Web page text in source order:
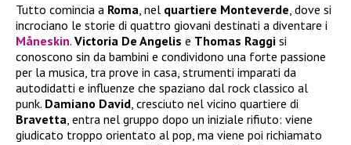
Tutto comincia a Roma , nel quartiere Monteverde , dove si
incrociano le storie di quattro giovani destinati a diventare i
Måneskin. Victoria De Angelis e Thomas Raggi si
conoscono sin da bambini e condividono una forte passione
per la musica, tra prove in casa, strumenti imparati da
autodidatti e influenze che spaziano dal rock classico al
punk. Damiano David , cresciuto nel vicino quartiere di
Bravetta , entra nel gruppo dopo un iniziale rifiuto: viene
giudicato troppo orientato al pop, ma viene poi richiamato